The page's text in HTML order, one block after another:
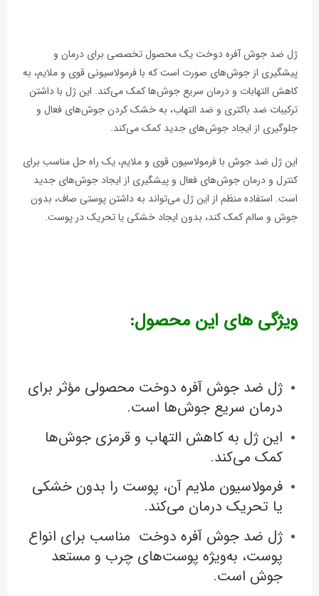
ژل ضد جوش آفره دوخت یک محصول تخصصی برای درمان و
پیشگیری از جوش‌های صورت است که با فرمولاسیونی قوی و ملایم، به
کاهش التهابات و درمان سریع جوش‌ها کمک می‌کند. این ژل با داشتن
ترکیبات ضد باکتری و ضد التهاب، به خشک کردن جوش‌های فعال و
جلوگیری از ایجاد جوش‌های جدید کمک می‌کند.
این ژل ضد جوش با فرمولاسیون قوی و ملایم، یک راه حل مناسب برای
کنترل و درمان جوش‌های فعال و پیشگیری از ایجاد جوش‌های جدید
است. استفاده منظم از این ژل می‌تواند به داشتن پوستی صاف، بدون
جوش و سالم کمک کند، بدون ایجاد خشکی یا تحریک در پوست.
ویژگی های این محصول:
ژل ضد جوش آفره دوخت محصولی مؤثر برای
درمان سریع جوش‌ها است.
این ژل به کاهش التهاب و قرمزی جوش‌ها
کمک می‌کند.
فرمولاسیون ملایم آن، پوست را بدون خشکی
یا تحریک درمان می‌کند.
ژل ضد جوش آفره دوخت مناسب برای انواع
پوست، به‌ویژه پوست‌های چرب و مستعد
جوش است.